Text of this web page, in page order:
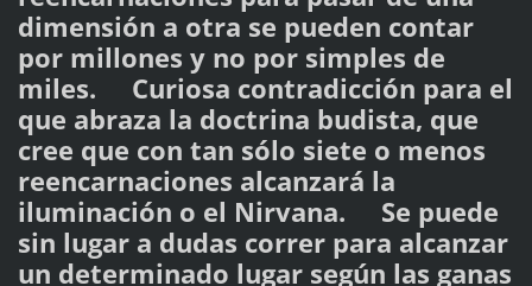
dimensión a otra se pueden contar
por millones y no por simples de
miles. Curiosa contradicción para el
que abraza la doctrina budista, que
cree que con tan sólo siete o menos
reencarnaciones alcanzará la
iluminación o el Nirvana. Se puede
sin lugar a dudas correr para alcanzar
un determinado lugar según las ganas